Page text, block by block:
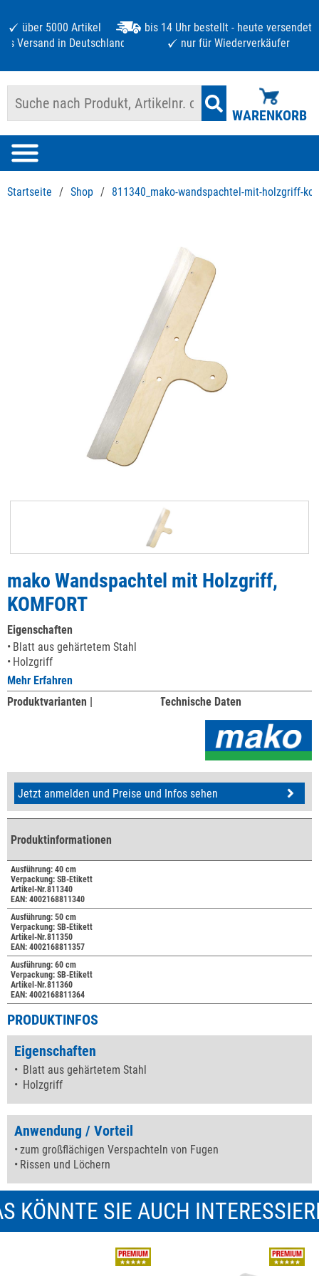
über 5000 Artikel
bis 14 Uhr bestellt - heute versendet
Versand in Deutschland ab 125 €
nur für Wiederverkäufer
WARENKORB
Startseite / Shop / 811340_mako-wandspachtel-mit-holzgriff-
mako Wandspachtel mit Holzgriff,
KOMFORT
Eigenschaften
Blatt aus gehärtetem Stahl
Holzgriff
Mehr Erfahren
Produktvarianten |
Technische Daten
Jetzt anmelden und Preise und Infos sehen
Produktinformationen
Ausführung: 40 cm
Verpackung: SB-Etikett
Artikel-Nr.811340
EAN: 4002168811340
Ausführung: 50 cm
Verpackung: SB-Etikett
Artikel-Nr.811350
EAN: 4002168811357
Ausführung: 60 cm
Verpackung: SB-Etikett
Artikel-Nr.811360
EAN: 4002168811364
PRODUKTINFOS
Eigenschaften
Blatt aus gehärtetem Stahl
Holzgriff
Anwendung / Vorteil
zum großflächigen Verspachteln von Fugen
Rissen und Löchern
KÖNNTE SIE AUCH